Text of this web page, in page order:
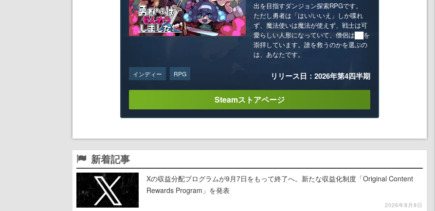
出を目指すダンジョン探索RPGです。
ただし勇者は「はい/いいえ」しか喋れ
ず、魔法使いは魔法が使えず、戦士は可
愛らしい人形になっていて、僧侶は██を
崇拝しています。誰を救うのかを選ぶの
は、あなたです。
インディー RPG リリース日：2026年第4四半期
Steamストアページ
新着記事
Xの収益分配プログラムが9月7日をもって終了へ。新たな収益化制度「Original Content
Rewards Program」を発表
2026年8月8日